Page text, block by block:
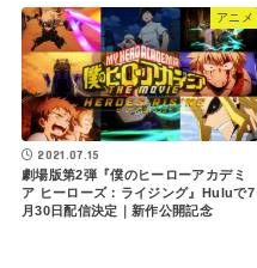
アニメ
2021.07.15
劇場版第2弾『僕のヒーローアカデミ
ア ヒーローズ：ライジング』Huluで7
月30日配信決定｜新作公開記念